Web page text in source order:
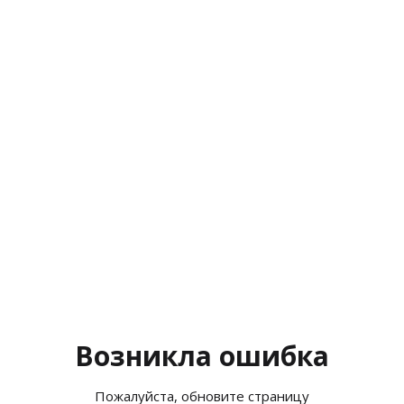
Возникла ошибка
Пожалуйста, обновите страницу